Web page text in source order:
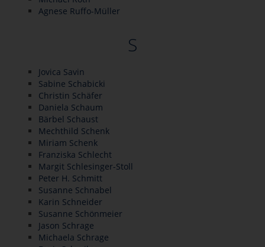
Agnese Ruffo-Müller
S
Jovica Savin
Sabine Schabicki
Christin Schäfer
Daniela Schaum
Bärbel Schaust
Mechthild Schenk
Miriam Schenk
Franziska Schlecht
Margit Schlesinger-Stoll
Peter H. Schmitt
Susanne Schnabel
Karin Schneider
Susanne Schönmeier
Jason Schrage
Michaela Schrage